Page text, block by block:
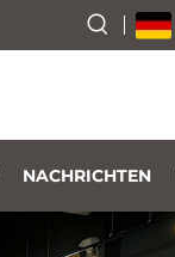
NACHRICHTEN